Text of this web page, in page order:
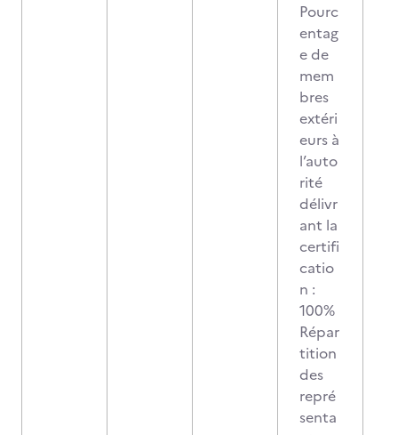
Pourc
entag
e de
mem
bres
extéri
eurs à
l’auto
rité
délivr
ant la
certifi
catio
n :
100%
Répar
tition
des
repré
senta